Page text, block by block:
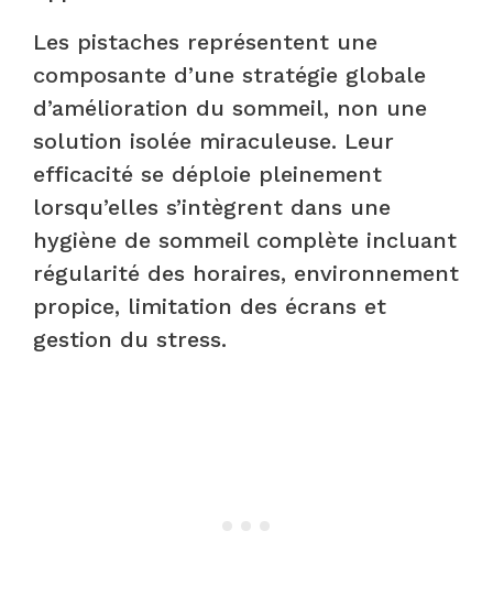
Les pistaches représentent une
composante d’une stratégie globale
d’amélioration du sommeil, non une
solution isolée miraculeuse. Leur
efficacité se déploie pleinement
lorsqu’elles s’intègrent dans une
hygiène de sommeil complète incluant
régularité des horaires, environnement
propice, limitation des écrans et
gestion du stress.